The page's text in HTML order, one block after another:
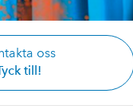
oss
till!